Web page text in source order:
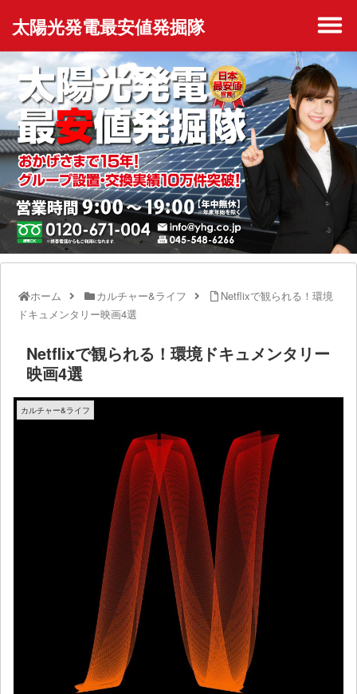
太陽光発電最安値発掘隊
ホーム カルチャー&ライフ
Netflixで観られる！環境
ドキュメンタリー映画4選
Netflixで観られる！環境ドキュメンタリー
映画4選
カルチャー&ライフ